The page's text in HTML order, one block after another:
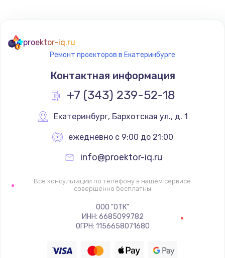
proektor-iq.ru
Ремонт проекторов в Екатеринбурге
Контактная информация
+7 (343) 239-52-18
Екатеринбург, Бархотская ул., д. 1
ежедневно с 9:00 до 21:00
info@proektor-iq.ru
Все консультации по телефону в нашем сервисе
совершенно бесплатны
ООО "ОТК"
ИНН: 6685099782
ОГРН: 1156658071680